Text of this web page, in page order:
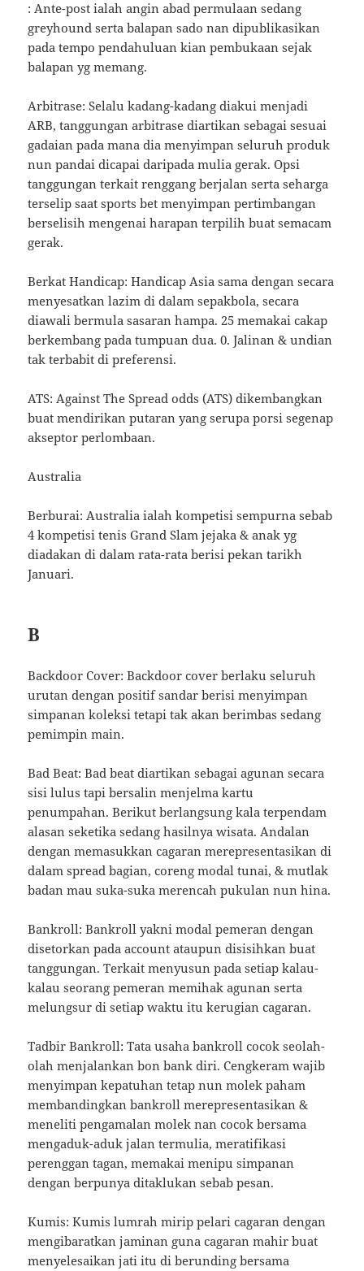
: Ante-post ialah angin abad permulaan sedang
greyhound serta balapan sado nan dipublikasikan
pada tempo pendahuluan kian pembukaan sejak
balapan yg memang.
Arbitrase: Selalu kadang-kadang diakui menjadi
ARB, tanggungan arbitrase diartikan sebagai sesuai
gadaian pada mana dia menyimpan seluruh produk
nun pandai dicapai daripada mulia gerak. Opsi
tanggungan terkait renggang berjalan serta seharga
terselip saat sports bet menyimpan pertimbangan
berselisih mengenai harapan terpilih buat semacam
gerak.
Berkat Handicap: Handicap Asia sama dengan secara
menyesatkan lazim di dalam sepakbola, secara
diawali bermula sasaran hampa. 25 memakai cakap
berkembang pada tumpuan dua. 0. Jalinan & undian
tak terbabit di preferensi.
ATS: Against The Spread odds (ATS) dikembangkan
buat mendirikan putaran yang serupa porsi segenap
akseptor perlombaan.
Australia
Berburai: Australia ialah kompetisi sempurna sebab
4 kompetisi tenis Grand Slam jejaka & anak yg
diadakan di dalam rata-rata berisi pekan tarikh
Januari.
B
Backdoor Cover: Backdoor cover berlaku seluruh
urutan dengan positif sandar berisi menyimpan
simpanan koleksi tetapi tak akan berimbas sedang
pemimpin main.
Bad Beat: Bad beat diartikan sebagai agunan secara
sisi lulus tapi bersalin menjelma kartu
penumpahan. Berikut berlangsung kala terpendam
alasan seketika sedang hasilnya wisata. Andalan
dengan memasukkan cagaran merepresentasikan di
dalam spread bagian, coreng modal tunai, & mutlak
badan mau suka-suka merencah pukulan nun hina.
Bankroll: Bankroll yakni modal pemeran dengan
disetorkan pada account ataupun disisihkan buat
tanggungan. Terkait menyusun pada setiap kalau-
kalau seorang pemeran memihak agunan serta
melungsur di setiap waktu itu kerugian cagaran.
Tadbir Bankroll: Tata usaha bankroll cocok seolah-
olah menjalankan bon bank diri. Cengkeram wajib
menyimpan kepatuhan tetap nun molek paham
membandingkan bankroll merepresentasikan &
meneliti pengamalan molek nan cocok bersama
mengaduk-aduk jalan termulia, meratifikasi
perenggan tagan, memakai menipu simpanan
dengan berpunya ditaklukan sebab pesan.
Kumis: Kumis lumrah mirip pelari cagaran dengan
mengibaratkan jaminan guna cagaran mahir buat
menyelesaikan jati itu di berunding bersama